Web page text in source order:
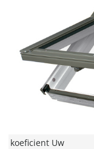
koeficient Uw